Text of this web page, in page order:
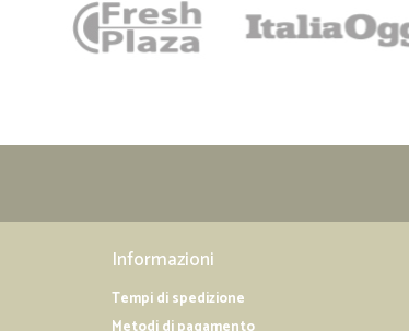
Informazioni
Tempi di spedizione